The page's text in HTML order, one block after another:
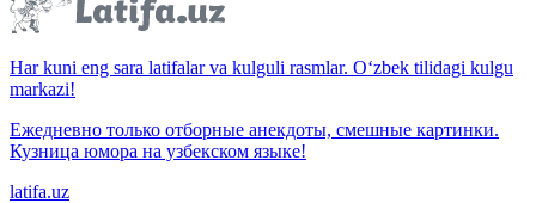
Har kuni eng sara latifalar va kulguli rasmlar. O‘zbek tilidagi kulgu
markazi!
Ежедневно только отборные анекдоты, смешные картинки.
Кузница юмора на узбекском языке!
latifa.uz